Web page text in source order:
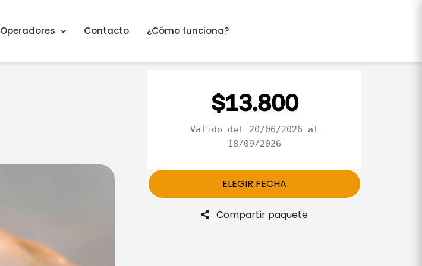
Operadores Contacto ¿Cómo funciona?
$13.800
Valido del 20/06/2026 al
18/09/2026
ELEGIR FECHA
Compartir paquete